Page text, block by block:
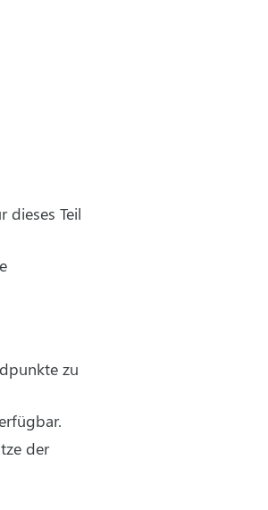
dieses Teil
zu
der